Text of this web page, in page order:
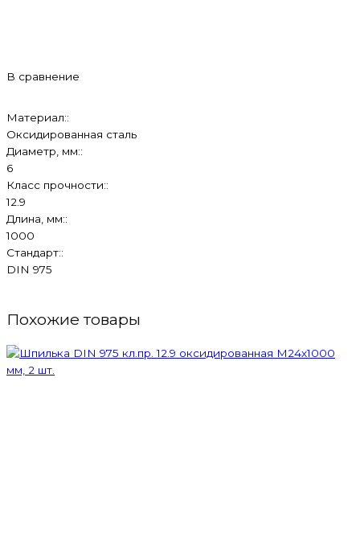
В сравнение
Материал::
Оксидированная сталь
Диаметр, мм::
6
Класс прочности::
12.9
Длина, мм::
1000
Стандарт::
DIN 975
Похожие товары